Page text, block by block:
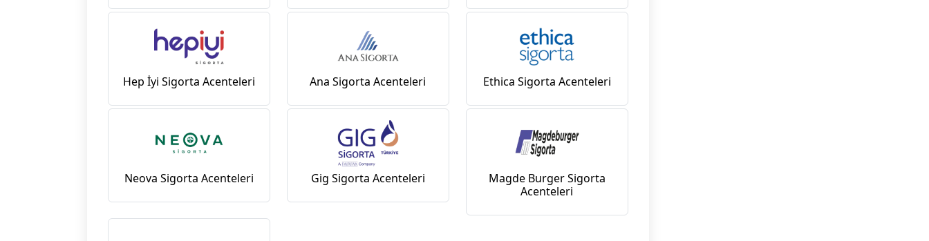
Hep İyi Sigorta Acenteleri Ana Sigorta Acenteleri Ethica Sigorta Acenteleri
Neova Sigorta Acenteleri Gig Sigorta Acenteleri
Magde Burger Sigorta
Acenteleri